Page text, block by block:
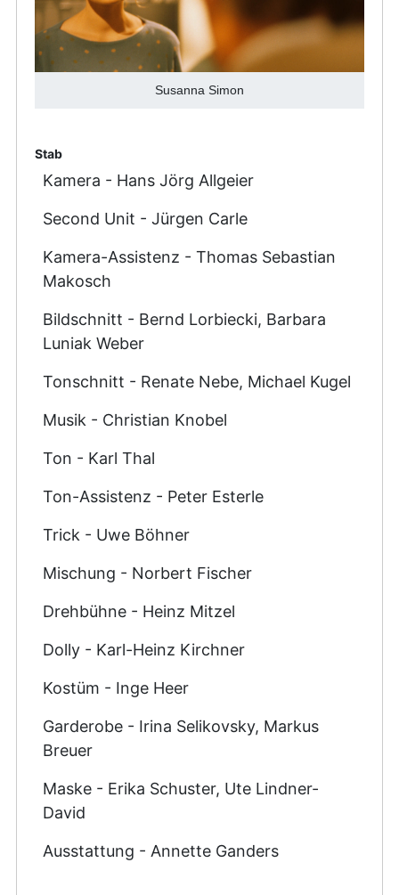
Susanna Simon
Stab
Kamera - Hans Jörg Allgeier
Second Unit - Jürgen Carle
Kamera-Assistenz - Thomas Sebastian
Makosch
Bildschnitt - Bernd Lorbiecki, Barbara
Luniak Weber
Tonschnitt - Renate Nebe, Michael Kugel
Musik - Christian Knobel
Ton - Karl Thal
Ton-Assistenz - Peter Esterle
Trick - Uwe Böhner
Mischung - Norbert Fischer
Drehbühne - Heinz Mitzel
Dolly - Karl-Heinz Kirchner
Kostüm - Inge Heer
Garderobe - Irina Selikovsky, Markus
Breuer
Maske - Erika Schuster, Ute Lindner-
David
Ausstattung - Annette Ganders